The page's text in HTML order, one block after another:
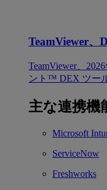
TeamViewer、
TeamViewer、
ント™ DEX ツー
主な連携機
Microsoft
ServiceNow
Freshworks